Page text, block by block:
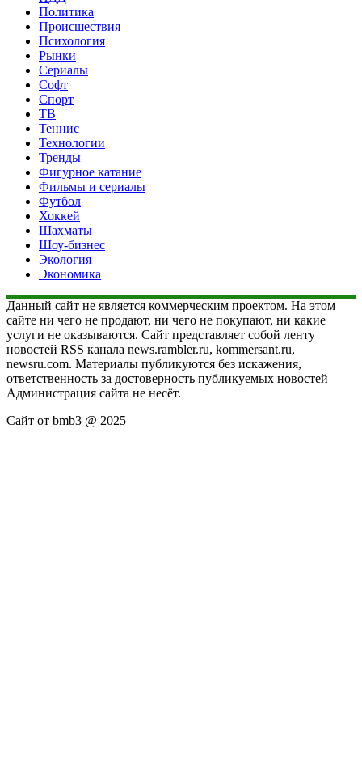
Политика
Происшествия
Психология
Рынки
Сериалы
Софт
Спорт
ТВ
Теннис
Технологии
Тренды
Фигурное катание
Фильмы и сериалы
Футбол
Хоккей
Шахматы
Шоу-бизнес
Экология
Экономика
Данный сайт не является коммерческим проектом. На этом
сайте ни чего не продают, ни чего не покупают, ни какие
услуги не оказываются. Сайт представляет собой ленту
новостей RSS канала news.rambler.ru, kommersant.ru,
newsru.com. Материалы публикуются без искажения,
ответственность за достоверность публикуемых новостей
Администрация сайта не несёт.
Сайт от bmb3 @ 2025